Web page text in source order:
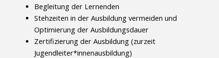
Begleitung der Lernenden
Stehzeiten in der Ausbildung vermeiden und
Optimierung der Ausbildungsdauer
Zertifizierung der Ausbildung (zurzeit
Jugendleiter*innenausbildung)